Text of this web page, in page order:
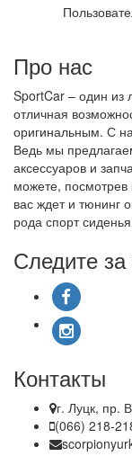
Про нас
SportCar – один из
отличная
оригинальным. С
Ведь мы
аксессуаров и
можете, посмотрев
вас ждет и тюнинг
рода спорт
Следите
Контакты
г. Луцк, пр.
(066) 218-